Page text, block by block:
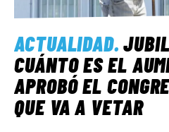
EL LADO «G»
ACTUALIDAD.
CUÁNTO ES EL
APROBÓ EL
QUE VA A VETAR